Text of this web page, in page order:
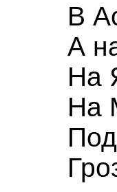
В
А
На
На